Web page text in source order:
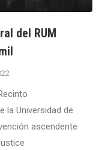
del RUM
la Universidad de
ascendente